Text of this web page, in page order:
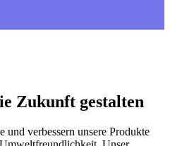
Zukunft gestalten
verbessern unsere Produkte